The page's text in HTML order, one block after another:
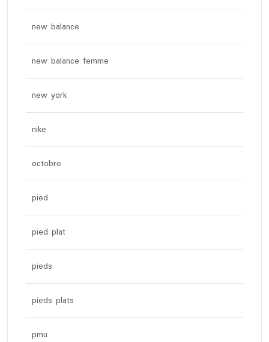
new balance
new balance femme
new york
nike
octobre
pied
pied plat
pieds
pieds plats
pmu